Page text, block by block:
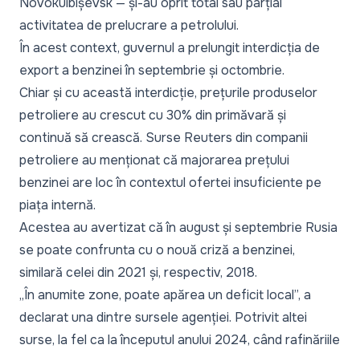
activitatea de prelucrare a petrolului.
În acest context, guvernul a prelungit interdicția de
export a benzinei în septembrie și octombrie.
Chiar și cu această interdicție, prețurile produselor
petroliere au crescut cu 30% din primăvară și
continuă să crească. Surse Reuters din companii
petroliere au menționat că majorarea prețului
benzinei are loc în contextul ofertei insuficiente pe
piața internă.
Acestea au avertizat că în august și septembrie Rusia
se poate confrunta cu o nouă criză a benzinei,
similară celei din 2021 și, respectiv, 2018.
„În anumite zone, poate apărea un deficit local”, a
declarat una dintre sursele agenției. Potrivit altei
surse, la fel ca la începutul anului 2024, când rafinăriile